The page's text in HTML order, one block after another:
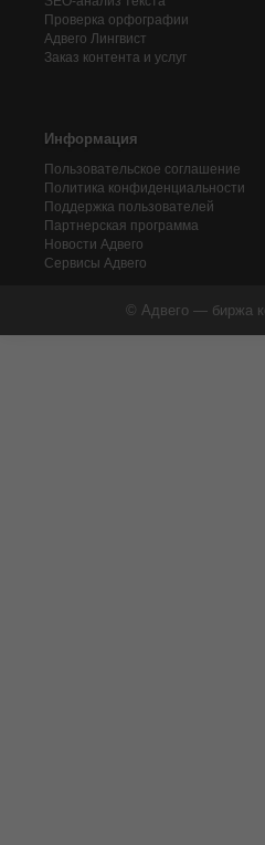
Проверка орфографии
Адвего Лингвист
Заказ контента и услуг
Информация
Пользовательское соглашение
Политика конфиденциальности
Поддержка пользователей
Партнерская программа
Новости Адвего
Сервисы Адвего
© Адвего — биржа